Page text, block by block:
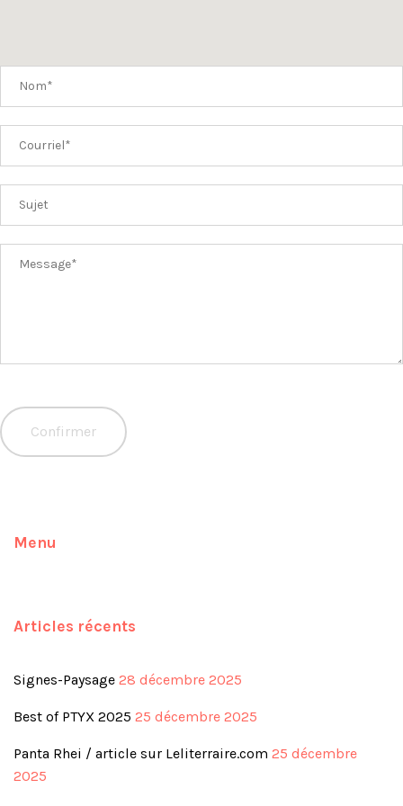
Menu
Articles récents
Signes-Paysage 28 décembre 2025
Best of PTYX 2025 25 décembre 2025
Panta Rhei / article sur Leliterraire.com 25 décembre
2025